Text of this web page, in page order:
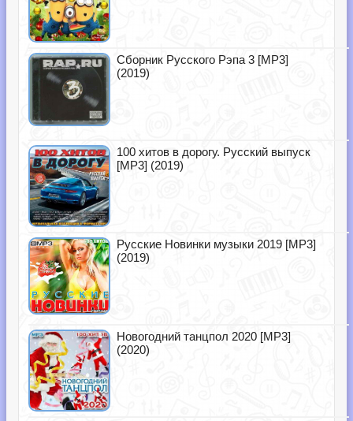
Сборник Русского Рэпа 3 [MP3]
(2019)
100 хитов в дорогу. Русский выпуск
[MP3] (2019)
Русские Новинки музыки 2019 [MP3]
(2019)
Новогодний танцпол 2020 [MP3]
(2020)